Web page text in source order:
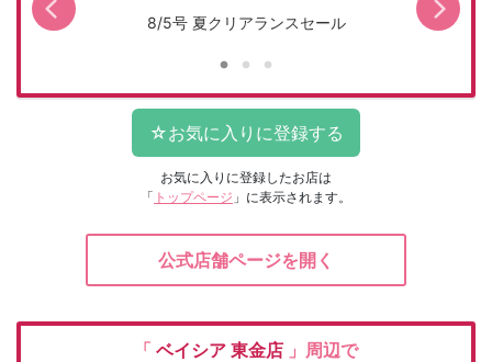
8/5号 夏クリアランスセール
お気に入りに登録したお店は
「 トップページ 」に表示されます。
公式店舗ページを開く
「 ベイシア 東金店 」周辺で